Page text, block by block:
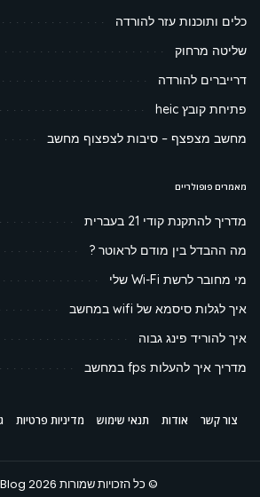
כלים ותוכנות עזר להורדה
שליטה מרחוק
דרייברים להורדה
פתיחת קובץ heic
מחשב מצפצף – סיבות לצפצוף מחשב
מאמרים פופולריים
מדריך להתקנת קודי 21 בעברית
מה ההבדל בין מודם לראוטר ?
מי מחובר לרשת Wi-Fi שלי
איך לגלות סיסמא של wifi במחשב
איך להוריד פינג גבוה
מדריך איך להעלות fps במחשב
צור קשר אודות תנאי שימוש מדיניות פרטיות
© כל הזכויות שמורות BugFixBlog 2026